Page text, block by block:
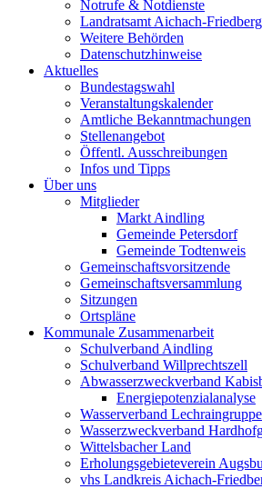
Notrufe & Notdienste
Landratsamt Aichach-Friedberg
Weitere Behörden
Datenschutzhinweise
Aktuelles
Bundestagswahl
Veranstaltungskalender
Amtliche Bekanntmachungen
Stellenangebot
Öffentl. Ausschreibungen
Infos und Tipps
Über uns
Mitglieder
Markt Aindling
Gemeinde Petersdorf
Gemeinde Todtenweis
Gemeinschaftsvorsitzende
Gemeinschaftsversammlung
Sitzungen
Ortspläne
Kommunale Zusammenarbeit
Schulverband Aindling
Schulverband Willprechtszell
Abwasserzweckverband
Energiepotenzialanalyse
Wasserverband Lechraingruppe
Wasserzweckverband
Wittelsbacher Land
Erholungsgebieteverein
vhs Landkreis Aichach-